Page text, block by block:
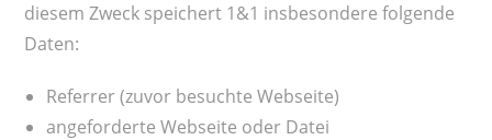
diesem Zweck speichert 1&1 insbesondere folgende
Daten:
Referrer (zuvor besuchte Webseite)
angeforderte Webseite oder Datei